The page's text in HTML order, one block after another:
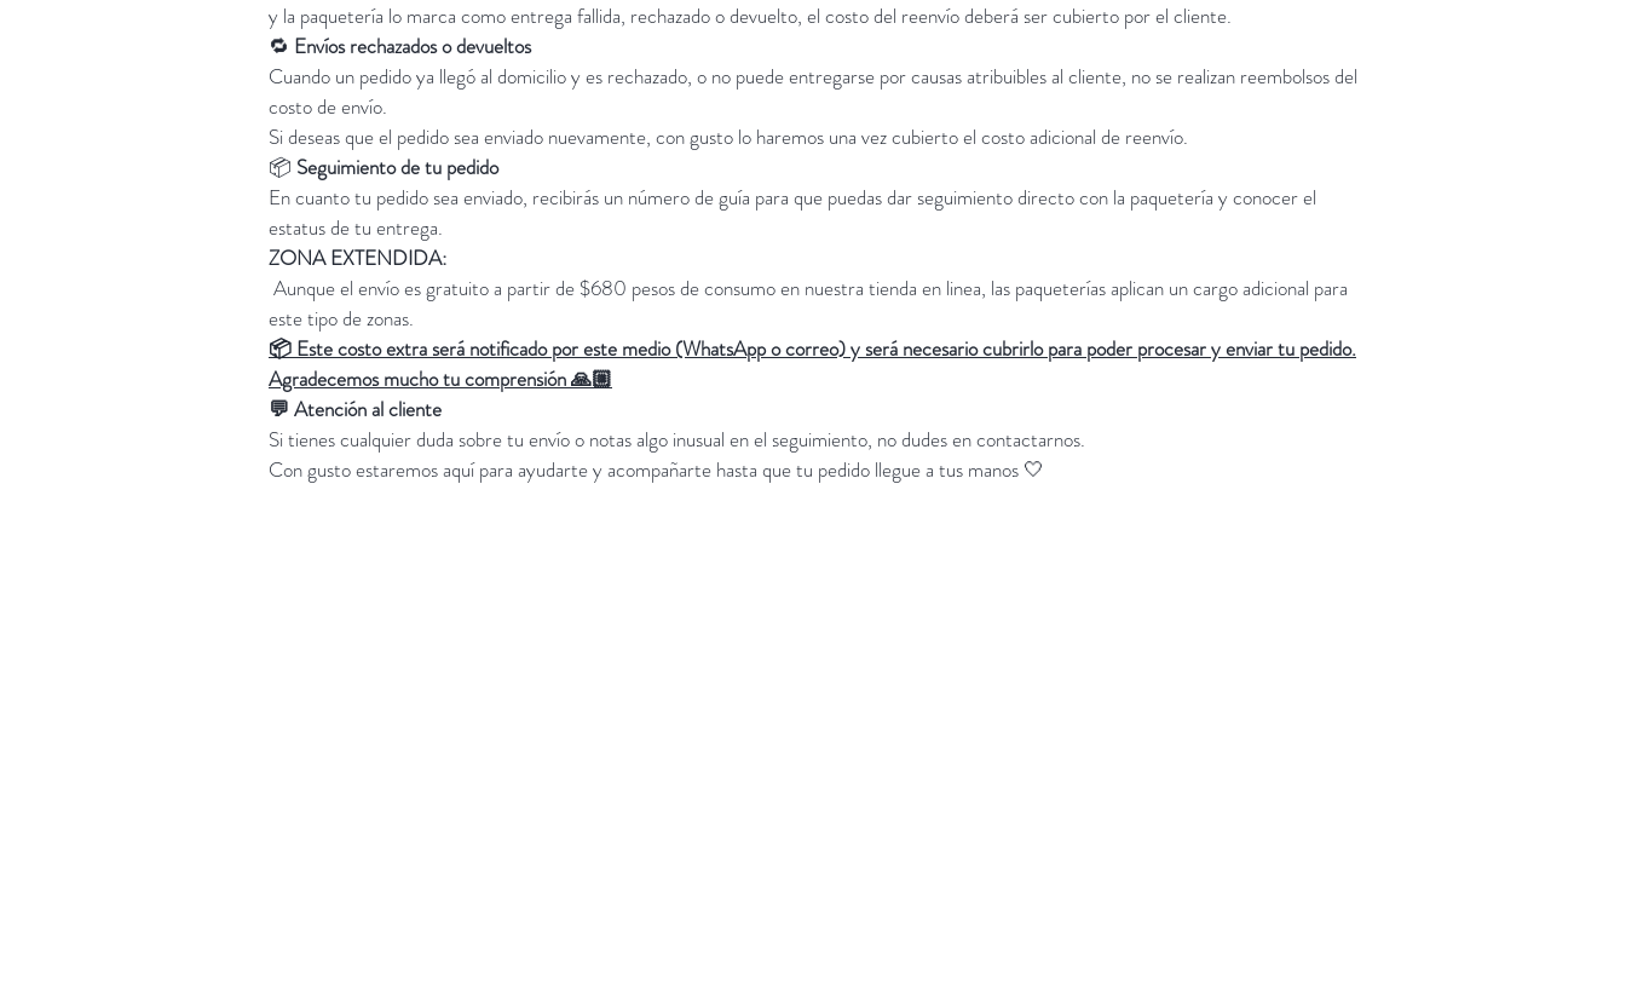
y la paquetería lo marca como entrega fallida, rechazado o devuelto, el costo del reenvío deberá ser cubierto por el cliente.
🔁 Envíos rechazados o devueltos
Cuando un pedido ya llegó al domicilio y es rechazado, o no puede entregarse por causas atribuibles al cliente, no se realizan reembolsos del
costo de envío.
Si deseas que el pedido sea enviado nuevamente, con gusto lo haremos una vez cubierto el costo adicional de reenvío.
📦 Seguimiento de tu pedido
En cuanto tu pedido sea enviado, recibirás un número de guía para que puedas dar seguimiento directo con la paquetería y conocer el
estatus de tu entrega.
ZONA EXTENDIDA:
Aunque el envío es gratuito a partir de $680 pesos de consumo en nuestra tienda en linea, las paqueterías aplican un cargo adicional para
este tipo de zonas.
📦 Este costo extra será notificado por este medio (WhatsApp o correo) y será necesario cubrirlo para poder procesar y enviar tu pedido.
Agradecemos mucho tu comprensión 🙏🏼
💬 Atención al cliente
Si tienes cualquier duda sobre tu envío o notas algo inusual en el seguimiento, no dudes en contactarnos.
Con gusto estaremos aquí para ayudarte y acompañarte hasta que tu pedido llegue a tus manos 🤍